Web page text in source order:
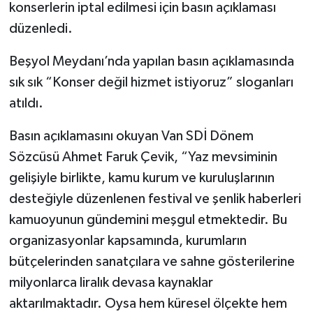
konserlerin iptal edilmesi için basın açıklaması
düzenledi.
Beşyol Meydanı’nda yapılan basın açıklamasında
sık sık “Konser değil hizmet istiyoruz” sloganları
atıldı.
Basın açıklamasını okuyan Van SDİ Dönem
Sözcüsü Ahmet Faruk Çevik, “Yaz mevsiminin
gelişiyle birlikte, kamu kurum ve kuruluşlarının
desteğiyle düzenlenen festival ve şenlik haberleri
kamuoyunun gündemini meşgul etmektedir. Bu
organizasyonlar kapsamında, kurumların
bütçelerinden sanatçılara ve sahne gösterilerine
milyonlarca liralık devasa kaynaklar
aktarılmaktadır. Oysa hem küresel ölçekte hem